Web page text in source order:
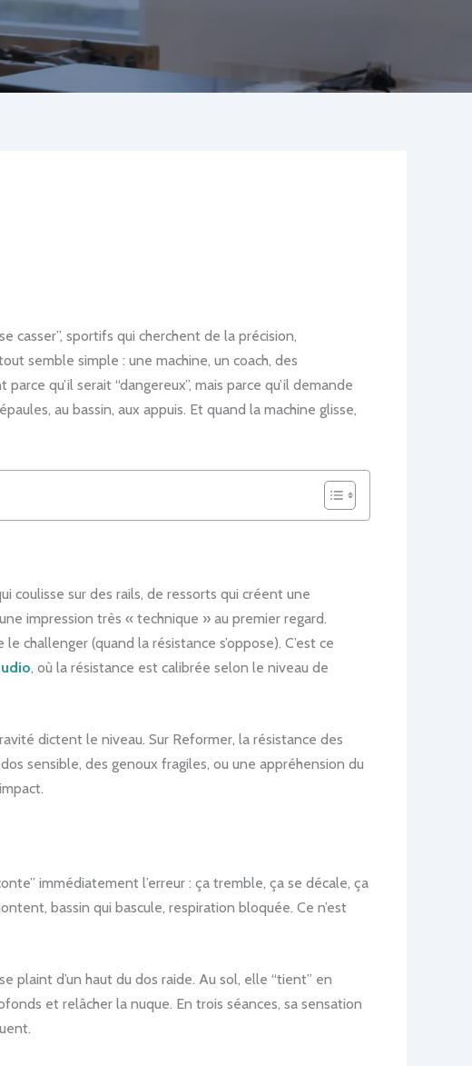
sportifs qui cherchent de la précision,
semble simple : une machine, un coach, des
qu’il serait “dangereux”, mais parce qu’il demande
au bassin, aux appuis. Et quand la machine glisse,
coulisse sur des rails, de ressorts qui créent une
impression très « technique » au premier regard.
challenger (quand la résistance s’oppose). C’est ce
, où la résistance est calibrée selon le niveau de
dictent le niveau. Sur Reformer, la résistance des
sensible, des genoux fragiles, ou une appréhension du
immédiatement l’erreur : ça tremble, ça se décale, ça
bassin qui bascule, respiration bloquée. Ce n’est
plaint d’un haut du dos raide. Au sol, elle “tient” en
et relâcher la nuque. En trois séances, sa sensation